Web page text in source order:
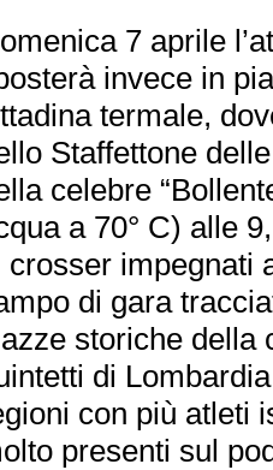
7 aprile
invece in
termale,
Staffettone
celebre
a 70° C) alle
crosser impegnati
di gara
storiche della
di
con più atleti
presenti sul